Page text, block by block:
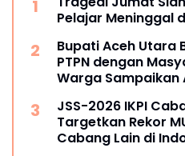
Pelajar Meninggal
Bupati Aceh Utara
PTPN dengan
Warga Sampaikan
JSS-2026 IKPI
Targetkan Rekor
Cabang Lain di